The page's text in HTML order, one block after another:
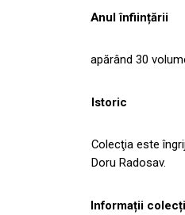
Anul înființării
apărând 30
Istoric
Colecţia este
Doru Radosav.
Informații